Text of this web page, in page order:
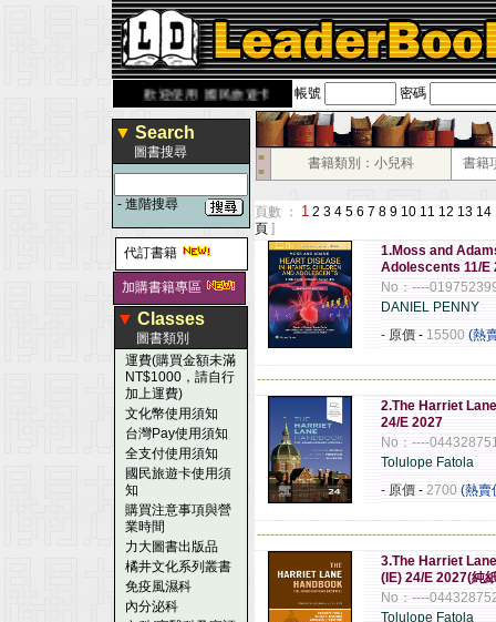
歡迎使用 國民旅遊卡！！ 帳號 密碼
▼ Search
圖書搜尋
- 進階搜尋
代訂書籍
加購書籍專區
▼ Classes
圖書類別
運費(購買金額未滿
NT$1000，請自行
加上運費)
文化幣使用須知
台灣Pay使用須知
全支付使用須知
國民旅遊卡使用須
知
購買注意事項與營
業時間
力大圖書出版品
橘井文化系列叢書
免疫風濕科
內分泌科
■
■
書籍類別：小兒科 書籍
頁數 ： 1 2 3 4 5 6 7 8 9 10 11 12 13 14
頁 ]
1.Moss and
Adolescents 11/E
No：----
DANIEL PENNY
- 原價 - 15500 (熱
2.The Harriet
24/E 2027
No：----
Tolulope Fatola
- 原價 - 2700 (熱賣
3.The Harriet
(IE) 24/E 2027(純
No：----
Tolulope Fatola